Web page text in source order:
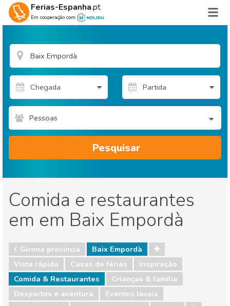
Ferias-Espanha.pt
Em cooperação com
Pessoas
Pesquisar
Comida e restaurantes
em em Baix Empordà
Girona provincia
Baix Empordà
Vista rápida
Casas de férias
Inspiração
Comida & Restaurantes
Crianças & família
Desportos e aventura
Eventos locais